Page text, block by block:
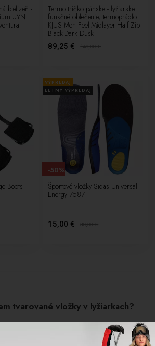
bielizeň -
UYN
Termo tričko pánske - lyžiarske
funkčné oblečenie, termoprádlo
KJUS Men Feel Midlayer Half-Zip
Black-Dark Dusk
89,25 € 149,00€
Boots
VÝPREDAJ
LETNÝ VÝPREDAJ
Športové vložky Sidas Universal
Energy 7587
15,00 € 30,00€
-50%
tvarované vložky v lyžiarkach?
zlepšujú oporu chodidla, stabilitu v
body a pomáhajú preniesť silu